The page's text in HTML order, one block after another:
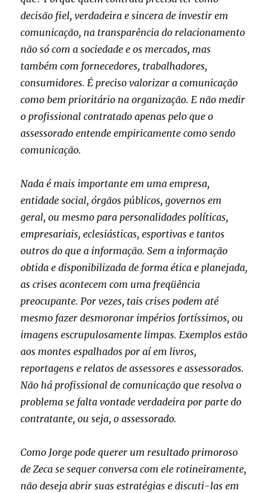
decisão fiel, verdadeira e sincera de investir em
comunicação, na transparência do relacionamento
não só com a sociedade e os mercados, mas
também com fornecedores, trabalhadores,
consumidores. É preciso valorizar a comunicação
como bem prioritário na organização. E não medir
o profissional contratado apenas pelo que o
assessorado entende empiricamente como sendo
comunicação.
Nada é mais importante em uma empresa,
entidade social, órgãos públicos, governos em
geral, ou mesmo para personalidades políticas,
empresariais, eclesiásticas, esportivas e tantos
outros do que a informação. Sem a informação
obtida e disponibilizada de forma ética e planejada,
as crises acontecem com uma freqüência
preocupante. Por vezes, tais crises podem até
mesmo fazer desmoronar impérios fortíssimos, ou
imagens escrupulosamente limpas. Exemplos estão
aos montes espalhados por aí em livros,
reportagens e relatos de assessores e assessorados.
Não há profissional de comunicação que resolva o
problema se falta vontade verdadeira por parte do
contratante, ou seja, o assessorado.
Como Jorge pode querer um resultado primoroso
de Zeca se sequer conversa com ele rotineiramente,
não deseja abrir suas estratégias e discuti-las em